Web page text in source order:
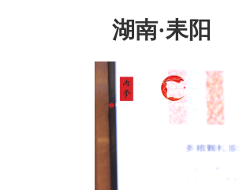
湖南·耒阳